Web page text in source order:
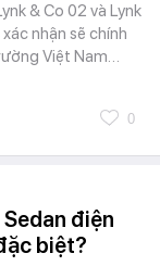
& Co 02 và Lynk
nhận sẽ chính
Việt Nam…
0
điện
biệt?